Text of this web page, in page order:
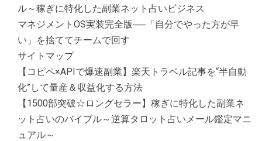
ル～稼ぎに特化した副業ネット占いビジネス
マネジメントOS実装完全版──「自分でやった方が早
い」を捨ててチームで回す
サイトマップ
【コピペ×APIで爆速副業】楽天トラベル記事を“半自動
化”して量産＆収益化する方法
【1500部突破☆ロングセラー】稼ぎに特化した副業ネ
ット占いのバイブル～逆算タロット占いメール鑑定マニ
ュアル～